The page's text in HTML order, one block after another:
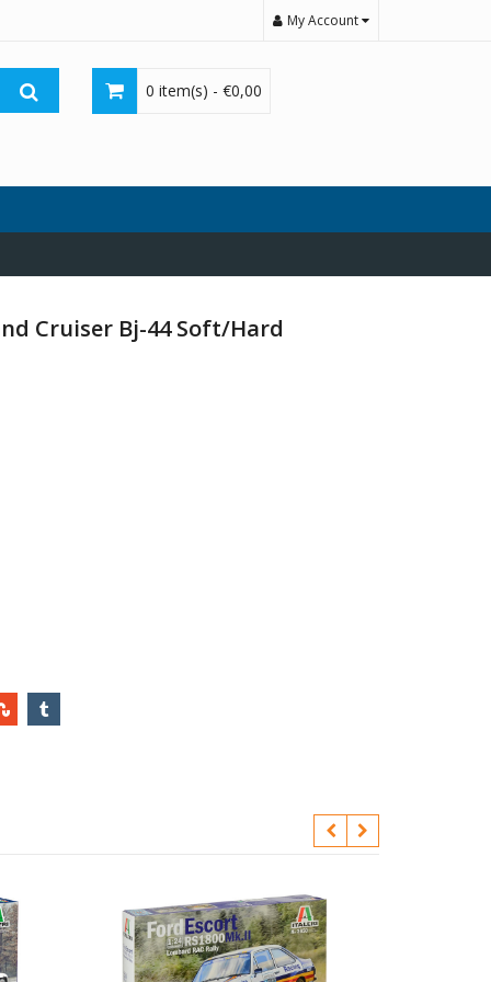
My Account
0 item(s) - €0,00
Cruiser Bj-44 Soft/Hard